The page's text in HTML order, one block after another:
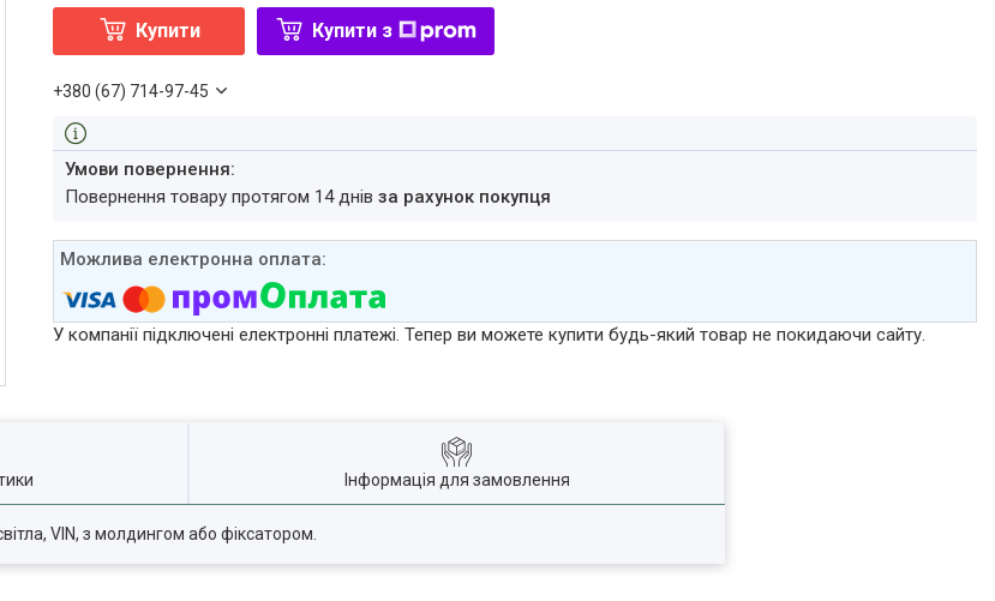
Купити Купити з
+380 (67) 714-97-45
повернення товару протягом 14 днівза рахунок покупця
У компанії підключені електронні платежі. Тепер ви можете купити будь-який товар не покидаючи сайту.
Інформація для замовлення
VIN, з молдингом або фіксатором.